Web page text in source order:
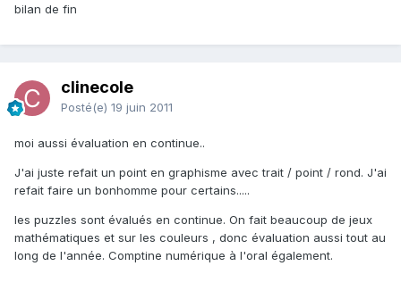
bilan de fin
clinecole
Posté(e) 19 juin 2011
moi aussi évaluation en continue..
J'ai juste refait un point en graphisme avec trait / point / rond. J'ai
refait faire un bonhomme pour certains.....
les puzzles sont évalués en continue. On fait beaucoup de jeux
mathématiques et sur les couleurs , donc évaluation aussi tout au
long de l'année. Comptine numérique à l'oral également.